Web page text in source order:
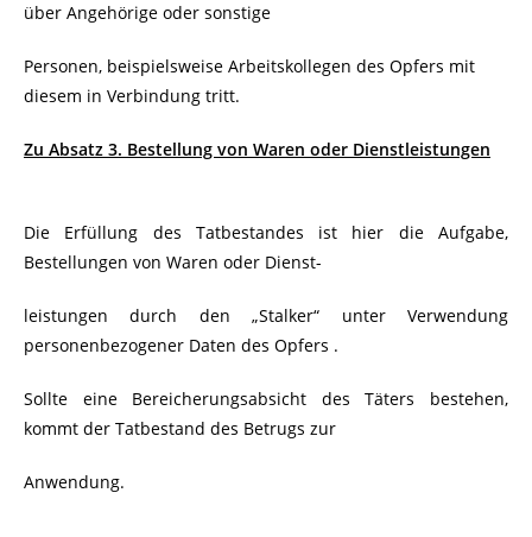
über Angehörige oder sonstige
Personen, beispielsweise Arbeitskollegen des Opfers mit
diesem in Verbindung tritt.
Zu Absatz 3. Bestellung von Waren oder Dienstleistungen
Die Erfüllung des Tatbestandes ist hier die Aufgabe,
Bestellungen von Waren oder Dienst-
leistungen durch den „Stalker“ unter Verwendung
personenbezogener Daten des Opfers .
Sollte eine Bereicherungsabsicht des Täters bestehen,
kommt der Tatbestand des Betrugs zur
Anwendung.